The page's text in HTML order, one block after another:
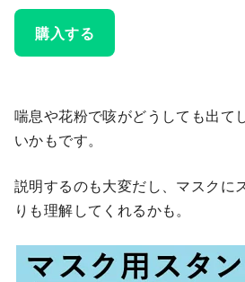
購入する
喘息や花粉で咳がどうしても出て
いかもです。
説明するのも大変だし、マスクに
りも理解してくれるかも。